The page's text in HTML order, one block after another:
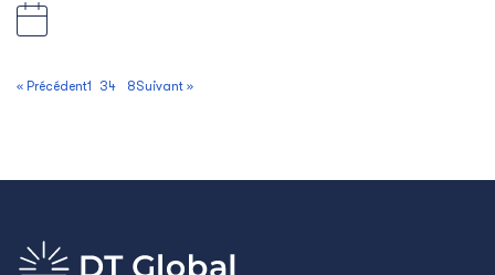
« Précédent1 34 8Suivant »